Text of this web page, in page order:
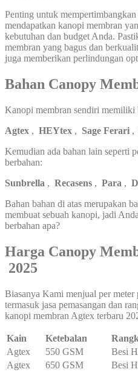
Penting untuk
mendapatkan kanopi membran
kebutuhan dan budget Anda.
membran yang bagus dan
juga memberikan perlindungan
Bahan Canopy
Kanopi membran sendiri memiliki
Agtex , HEYtex , Sage Ferari ,
Kemudian ada bahan lain seperti
berbahan:
Sunbrella , Recasens , Para ,
Bahan bahan di atas merupakan
membuat sebuah kanopi, jadi
berbahan apa?
Harga Canopy
2025
Biasanya Kami menjual per meter
termasuk jasa pemasangan dan
kanopi membran Agtex terbaru
Kain Ketebalan
Agtex
550 GSM Besi
Agtex
650 GSM Besi